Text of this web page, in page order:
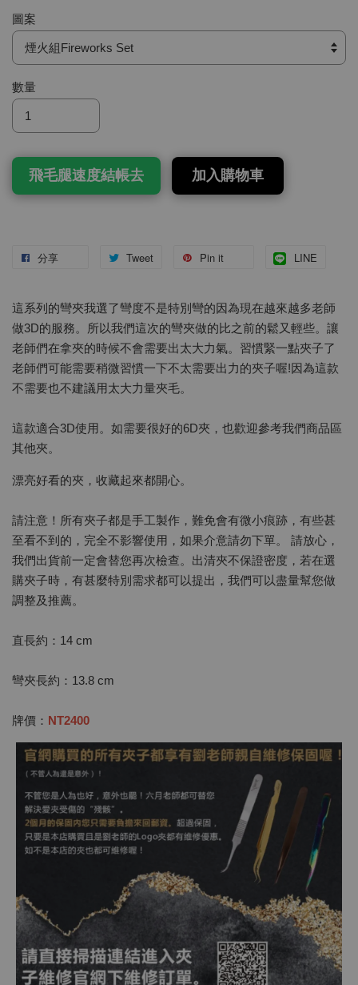
圖案
數量
飛毛腿速度結帳去 加入購物車
分享 Tweet Pin it LINE
這系列的彎夾我選了彎度不是特別彎的因為現在越來越多老師
做3D的服務。所以我們這次的彎夾做的比之前的鬆又輕些。讓
老師們在拿夾的時候不會需要出太大力氣。習慣緊一點夾子了
老師們可能需要稍微習慣一下不太需要出力的夾子喔!因為這款
不需要也不建議用太大力量夾毛。
這款適合3D使用。如需要很好的6D夾，也歡迎參考我們商品區
其他夾。
漂亮好看的夾，收藏起來都開心。
請注意！所有夾子都是手工製作，難免會有微小痕跡，有些甚
至看不到的，完全不影響使用，如果介意請勿下單。 請放心，
我們出貨前一定會替您再次檢查。出清夾不保證密度，若在選
購夾子時，有甚麼特別需求都可以提出，我們可以盡量幫您做
調整及推薦。
直長約：14 cm
彎夾長約：13.8 cm
牌價： NT2400